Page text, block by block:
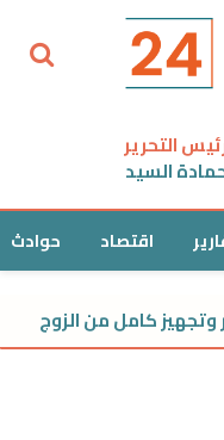
التحرير
السيد
اقتصاد حوادث
كامل من الزوج